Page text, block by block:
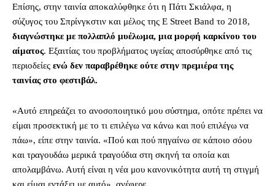
Επίσης, στην ταινία αποκαλύφθηκε ότι η Πάτι Σκιάλφα, η
σύζυγος του Σπρίνγκστιν και μέλος της E Street Band το 2018,
διαγνώστηκε με πολλαπλό μυέλωμα, μια μορφή καρκίνου του
αίματος. Εξαιτίας του προβλήματος υγείας αποσύρθηκε από τις
περιοδείες ενώ δεν παραβρέθηκε ούτε στην πρεμιέρα της
ταινίας στο φεστιβάλ.
«Αυτό επηρεάζει το ανοσοποιητικό μου σύστημα, οπότε πρέπει να
είμαι προσεκτική με το τι επιλέγω να κάνω και πού επιλέγω να
πάω», είπε στην ταινία. «Πού και πού πηγαίνω σε κάποιο σόου
και τραγουδάω μερικά τραγούδια στη σκηνή τα οποία και
απολαμβάνω. Αυτή είναι η νέα μου κανονικότητα αυτή τη στιγμή